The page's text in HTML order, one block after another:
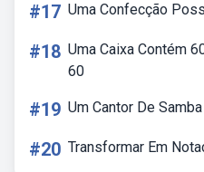
#17 Uma Confecção
#18 Uma Caixa Contém
60
#19 Um Cantor De Samba
#20 Transformar Em